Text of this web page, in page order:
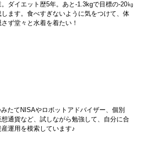
。ダイエット歴5年。あと-1.3kgで目標の-20㎏
します。食べすぎないように気をつけて、体
ず堂々と水着を着たい！
みたてNISAやロボットアドバイザー、個別
想通貨など、試しながら勉強して、自分に合
産運用を模索しています♪